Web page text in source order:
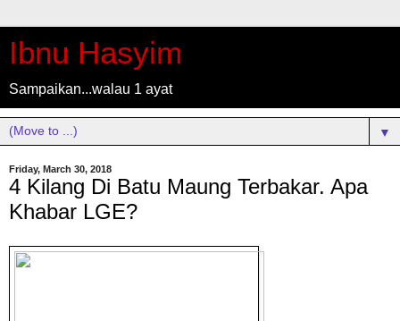
Ibnu Hasyim
Sampaikan...walau 1 ayat
▼
Friday, March 30, 2018
4 Kilang Di Batu Maung Terbakar. Apa
Khabar LGE?